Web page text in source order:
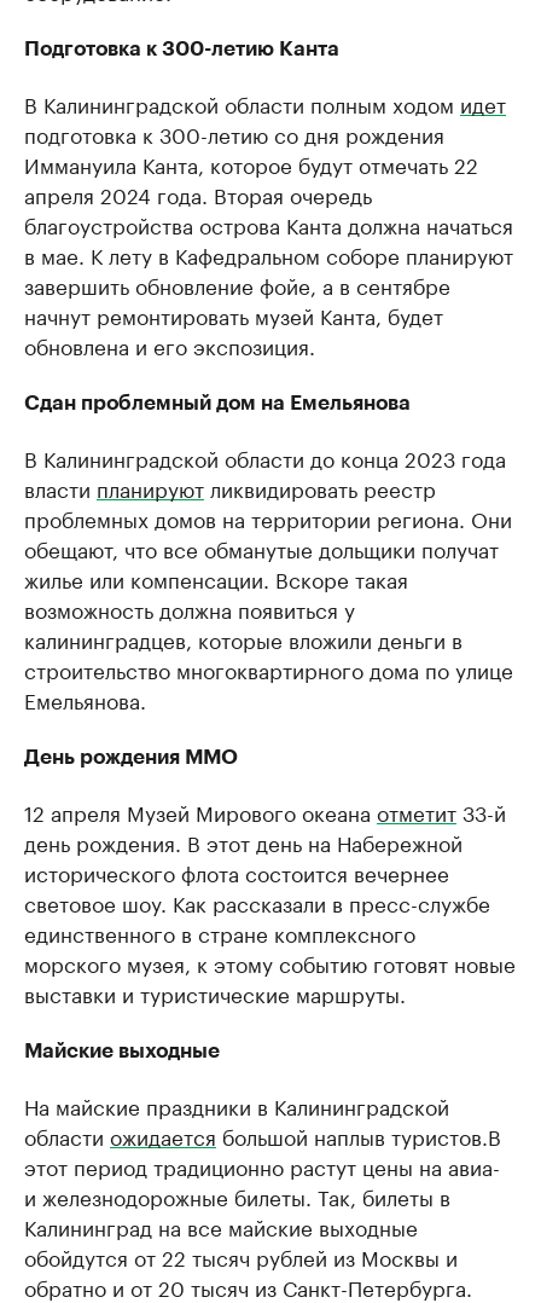
Подготовка к 300-летию Канта
В Калининградской области полным ходом идет
подготовка к 300-летию со дня рождения
Иммануила Канта, которое будут отмечать 22
апреля 2024 года. Вторая очередь
благоустройства острова Канта должна начаться
в мае. К лету в Кафедральном соборе планируют
завершить обновление фойе, а в сентябре
начнут ремонтировать музей Канта, будет
обновлена и его экспозиция.
Сдан проблемный дом на Емельянова
В Калининградской области до конца 2023 года
власти планируют ликвидировать реестр
проблемных домов на территории региона. Они
обещают, что все обманутые дольщики получат
жилье или компенсации. Вскоре такая
возможность должна появиться у
калининградцев, которые вложили деньги в
строительство многоквартирного дома по улице
Емельянова.
День рождения ММО
12 апреля Музей Мирового океана отметит33-й
день рождения. В этот день на Набережной
исторического флота состоится вечернее
световое шоу. Как рассказали в пресс-службе
единственного в стране комплексного
морского музея, к этому событию готовят новые
выставки и туристические маршруты.
Майские выходные
На майские праздники в Калининградской
области ожидается большой наплыв туристов.В
этот период традиционно растут цены на авиа-
и железнодорожные билеты. Так, билеты в
Калининград на все майские выходные
обойдутся от 22 тысяч рублей из Москвы и
обратно и от 20 тысяч из Санкт-Петербурга.